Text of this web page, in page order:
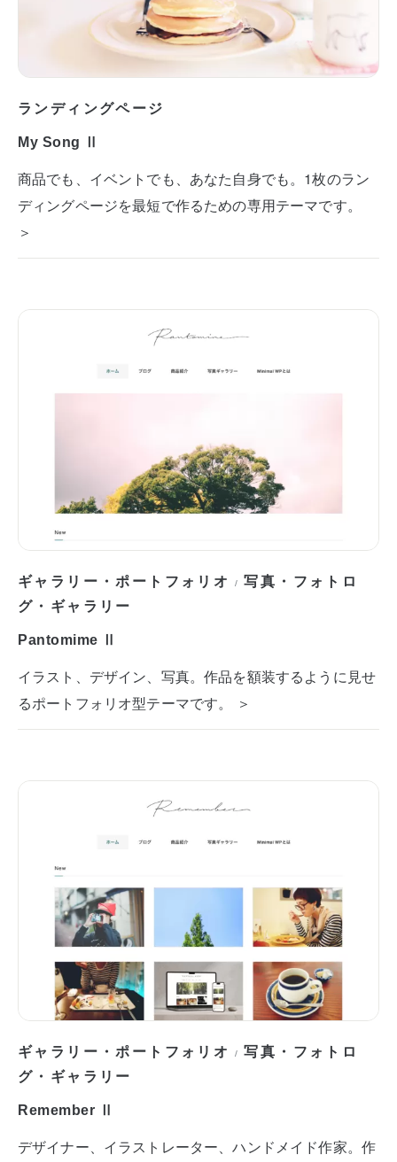
ランディングページ
My Song Ⅱ
商品でも、イベントでも、あなた自身でも。1枚のラン
ディングページを最短で作るための専用テーマです。
＞
ギャラリー・ポートフォリオ /写真・フォトロ
グ・ギャラリー
Pantomime Ⅱ
イラスト、デザイン、写真。作品を額装するように見せ
るポートフォリオ型テーマです。 ＞
ギャラリー・ポートフォリオ /写真・フォトロ
グ・ギャラリー
Remember Ⅱ
デザイナー、イラストレーター、ハンドメイド作家。作